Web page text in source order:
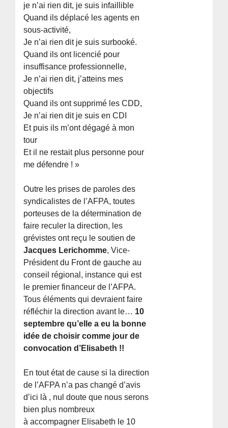
je n’ai rien dit, je suis infaillible
Quand ils déplacé les agents en
sous-activité,
Je n’ai rien dit je suis surbooké.
Quand ils ont licencié pour
insuffisance professionnelle,
Je n’ai rien dit, j’atteins mes
objectifs
Quand ils ont supprimé les CDD,
Je n’ai rien dit je suis en CDI
Et puis ils m’ont dégagé à mon
tour
Et il ne restait plus personne pour
me défendre ! »
Outre les prises de paroles des
syndicalistes de l’AFPA, toutes
porteuses de la détermination de
faire reculer la direction, les
grévistes ont reçu le soutien de
Jacques Lerichomme, Vice-
Président du Front de gauche au
conseil régional, instance qui est
le premier financeur de l’AFPA.
Tous éléments qui devraient faire
réfléchir la direction avant le… 10
septembre qu’elle a eu la bonne
idée de choisir comme jour de
convocation d’Elisabeth !!
En tout état de cause si la direction
de l’AFPA n’a pas changé d’avis
d’ici là , nul doute que nous serons
bien plus nombreux
à accompagner Elisabeth le 10